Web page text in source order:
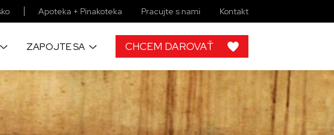
Apoteka + Pinakoteka Pracujte s nami Kontakt
ZAPOJTE SA
časť finančných
pochádza od ľudí ako
vy
CHCEM DAROVAŤ